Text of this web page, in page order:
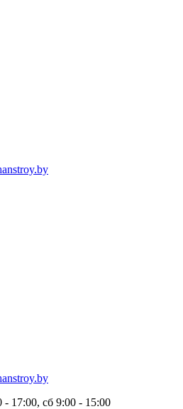
17:00, сб 9:00 - 15:00